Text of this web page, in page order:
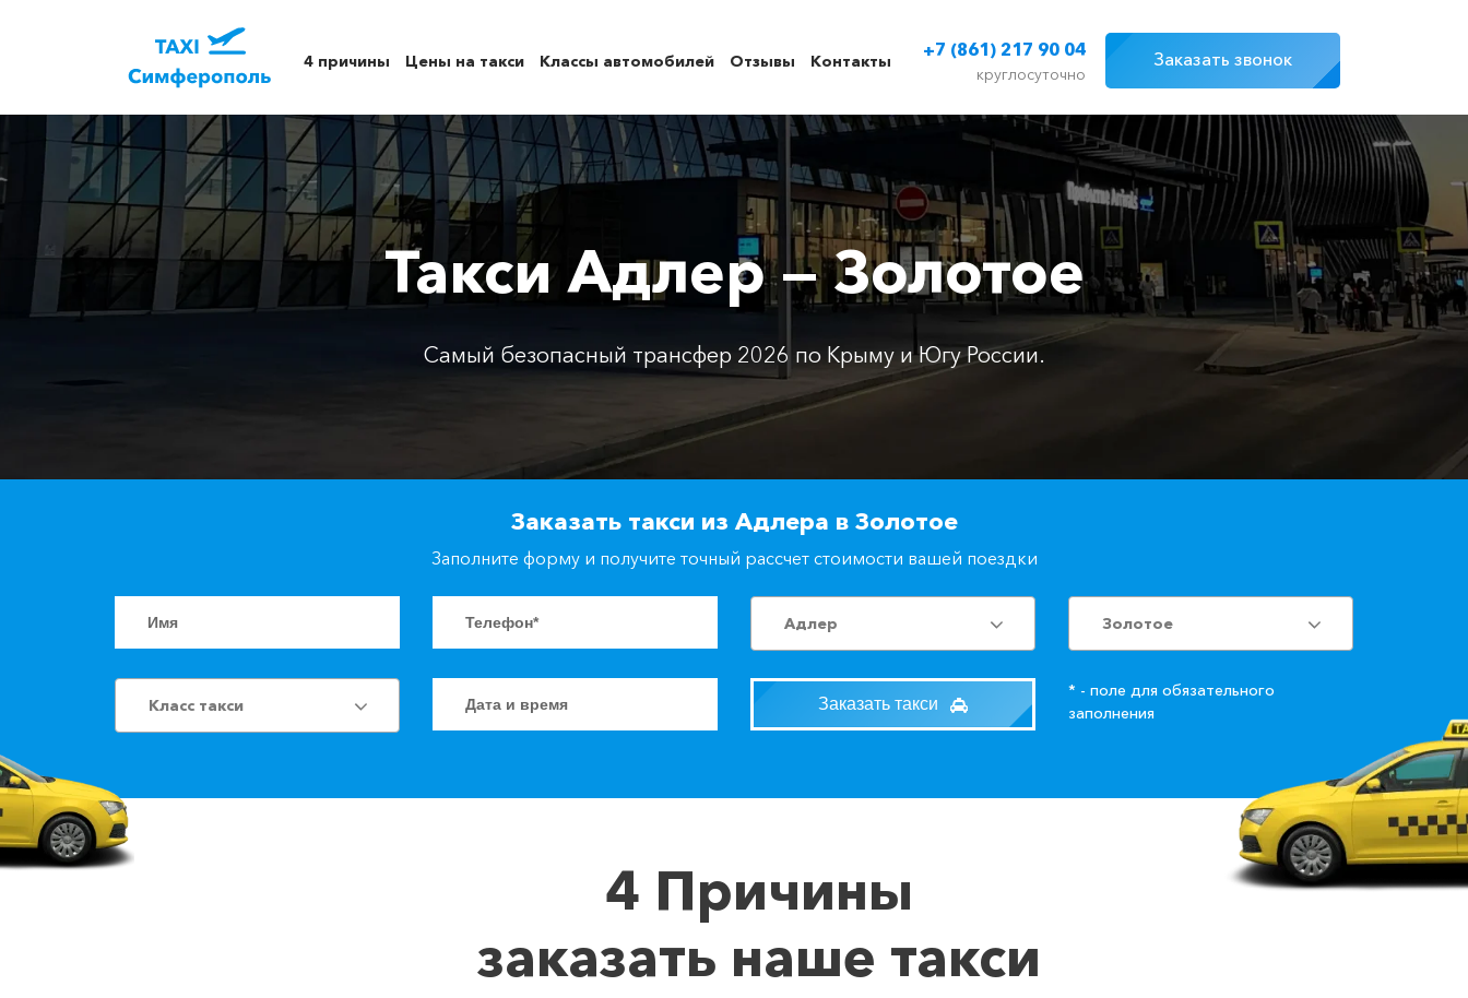
4 причины Цены на такси Классы автомобилей Отзывы Контакты
+7 (861) 217 90 04
круглосуточно
Заказать звонок
Такси Адлер — Золотое
Самый безопасный трансфер 2026 по Крыму и Югу России.
Заказать такси из Адлера в Золотое
Заполните форму и получите точный рассчет стоимости вашей поездки
Адлер Золотое
Класс такси Заказать такси
* - поле для обязательного
заполнения
4 Причины
заказать наше такси